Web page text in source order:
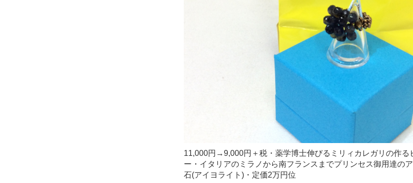
11,000円→9,000円＋税・薬学博士伸びるミリィカレガリの作る
ー・イタリアのミラノから南フランスまでプリンセス御用達の
石(アイヨライト)・定価2万円位